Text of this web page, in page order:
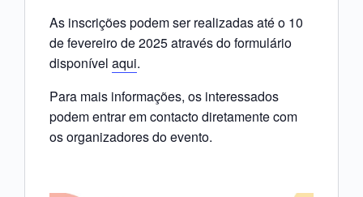
As inscrições podem ser realizadas até o 10
de fevereiro de 2025 através do formulário
disponível aqui.
Para mais informações, os interessados
podem entrar em contacto diretamente com
os organizadores do evento.